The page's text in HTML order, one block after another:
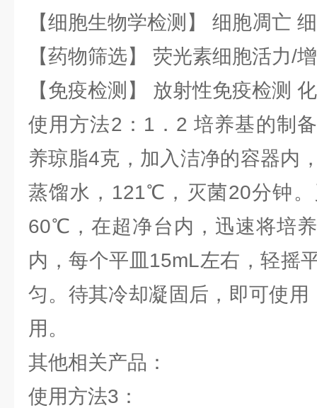
【细胞生物学检测】 细胞凋亡
【药物筛选】 荧光素细胞活力/
【免疫检测】 放射性免疫检测
使用方法2：1．2 培养基的制
养琼脂4克，加入洁净的容器内
蒸馏水，121℃，灭菌20分钟
60℃，在超净台内，迅速将培
内，每个平皿15mL左右，轻摇
匀。待其冷却凝固后，即可使
用。
其他相关产品：
使用方法3：